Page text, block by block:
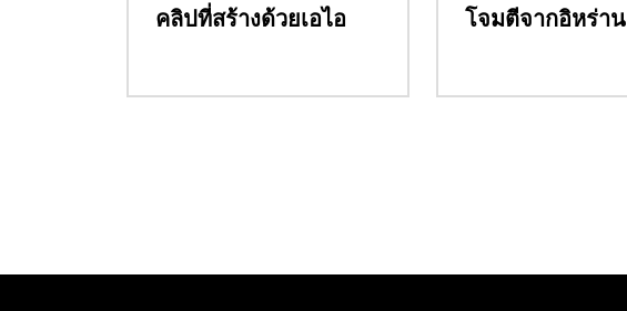
คลิปที่สร้างด้วยเอไอ
โจมตีจากอิหร่าน